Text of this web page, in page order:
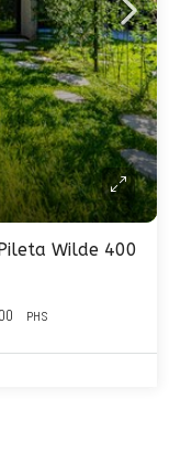
Wilde 400
PHS